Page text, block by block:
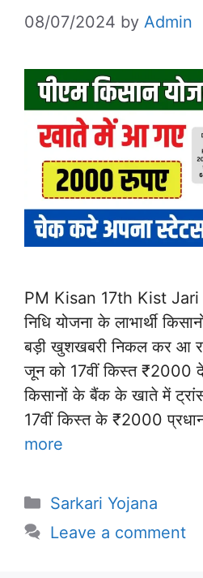
08/07/2024 by Admin
PM Kisan 17th Kist Jari :
निधि योजना के लाभार्थी
बड़ी खुशखबरी निकल कर आ
जून को 17वीं किस्त ₹2000
किसानों के बैंक के खाते में
17वीं किस्त के ₹2000
more
Categories
Sarkari Yojana
Leave a comment